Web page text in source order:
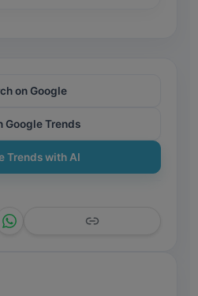
on Google
Google Trends
Trends with AI